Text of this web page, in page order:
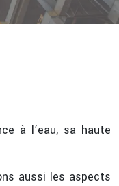
à l’eau, sa haute
aussi les aspects